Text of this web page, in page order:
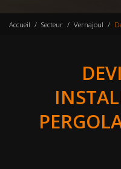
Accueil Secteur Vernajoul